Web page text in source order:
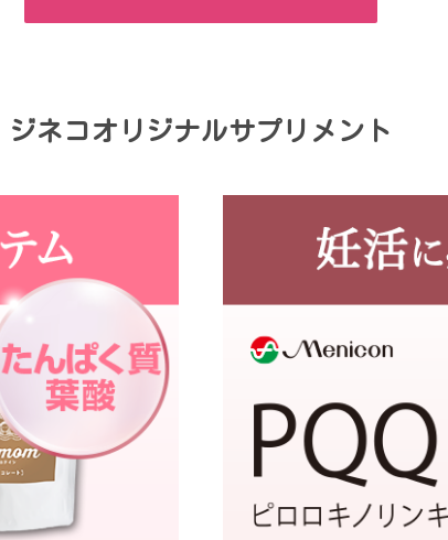
ジネコオリジナルサプリメント